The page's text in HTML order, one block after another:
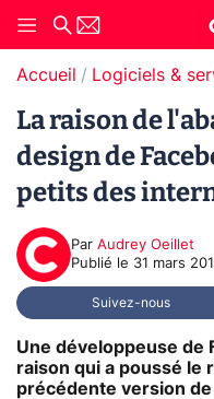
Accueil Logiciels &
La raison de
design de
petits des
Par Audrey Oeillet
Publié le 31 mars
Suivez-nous
Une développeuse de
raison qui a poussé le
précédente version